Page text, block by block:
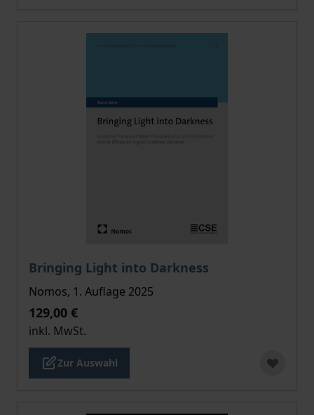
Bringing Light into Darkness
Der Preis dieses Titels richtet sich nach der
Nomos, 1. Auflage 2025
129,00 €
inkl. MwSt.
Zur Auswahl